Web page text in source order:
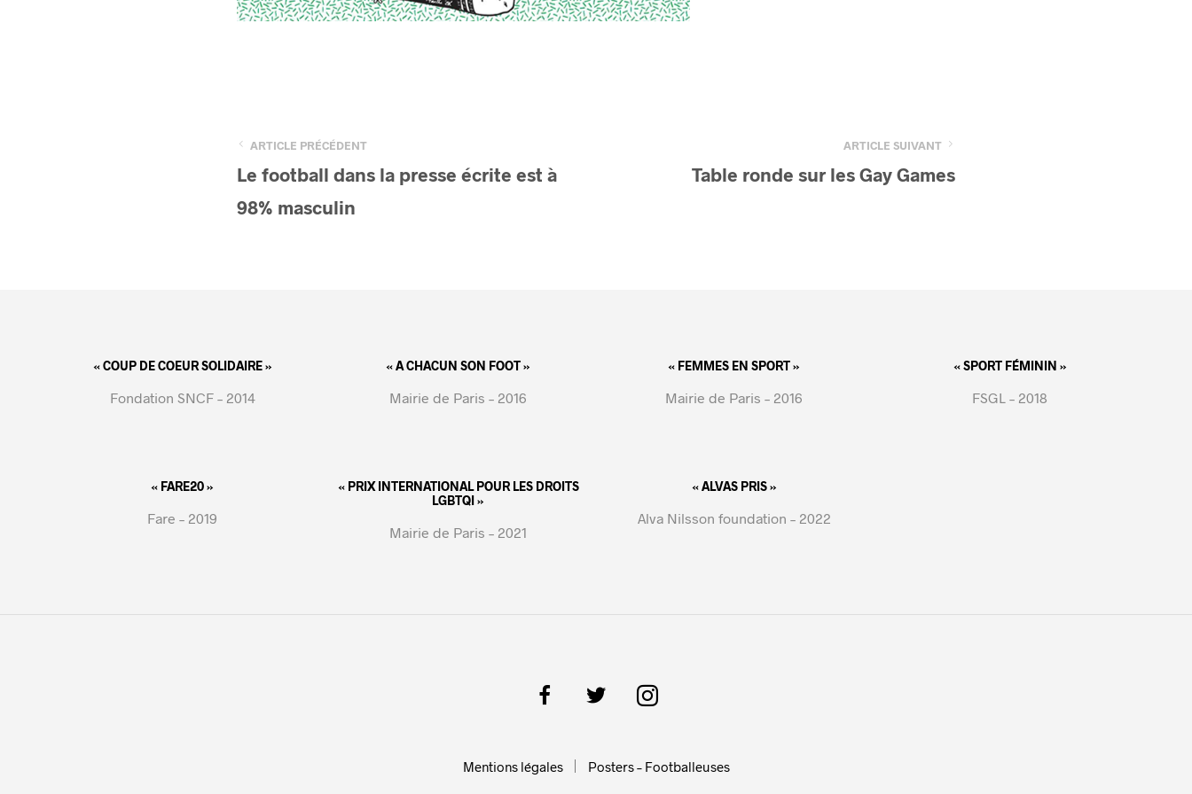
ARTICLE PRÉCÉDENT
Le football dans la presse écrite est à
98% masculin
ARTICLE SUIVANT
Table ronde sur les Gay Games
« COUP DE COEUR SOLIDAIRE »
Fondation SNCF – 2014
« A CHACUN SON FOOT »
Mairie de Paris – 2016
« FEMMES EN SPORT »
Mairie de Paris – 2016
« SPORT FÉMININ »
FSGL – 2018
« FARE20 »
Fare – 2019
« PRIX INTERNATIONAL POUR LES DROITS
LGBTQI »
Mairie de Paris – 2021
« ALVAS PRIS »
Alva Nilsson foundation – 2022
Mentions légales Posters – Footballeuses